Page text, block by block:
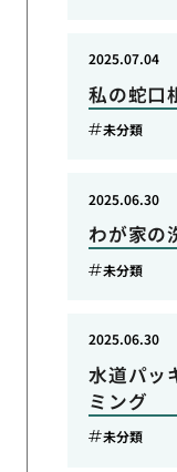
私の蛇口
2025.07.04
未分類
わが家の
2025.06.30
未分類
水道パッ
ミング
2025.06.30
未分類